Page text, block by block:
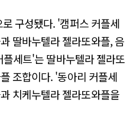
구성됐다. '캠퍼스 커플세
딸바누텔라 젤라또와플, 음
세트'는 딸바누텔라 젤라또
조합이다. '동아리 커플세
치케누텔라 젤라또와플을